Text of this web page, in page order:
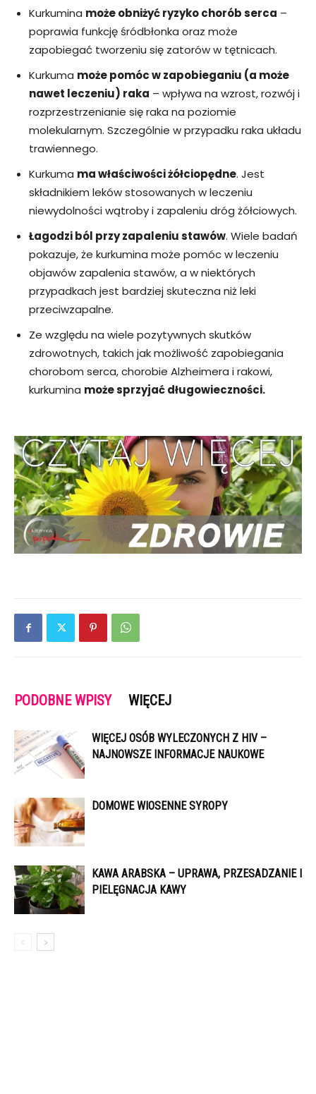
Kurkumina może obniżyć ryzyko chorób serca –
poprawia funkcję śródbłonka oraz może
zapobiegać tworzeniu się zatorów w tętnicach.
Kurkuma może pomóc w zapobieganiu (a może
nawet leczeniu) raka – wpływa na wzrost, rozwój i
rozprzestrzenianie się raka na poziomie
molekularnym. Szczególnie w przypadku raka układu
trawiennego.
Kurkuma ma właściwości żółciopędne. Jest
składnikiem leków stosowanych w leczeniu
niewydolności wątroby i zapaleniu dróg żółciowych.
Łagodzi ból przy zapaleniu stawów. Wiele badań
pokazuje, że kurkumina może pomóc w leczeniu
objawów zapalenia stawów, a w niektórych
przypadkach jest bardziej skuteczna niż leki
przeciwzapalne.
Ze względu na wiele pozytywnych skutków
zdrowotnych, takich jak możliwość zapobiegania
chorobom serca, chorobie Alzheimera i rakowi,
kurkumina może sprzyjać długowieczności.
PODOBNE WPISY WIĘCEJ
WIĘCEJ OSÓB WYLECZONYCH Z HIV –
NAJNOWSZE INFORMACJE NAUKOWE
DOMOWE WIOSENNE SYROPY
KAWA ARABSKA – UPRAWA, PRZESADZANIE I
PIELĘGNACJA KAWY